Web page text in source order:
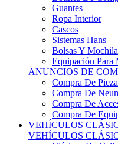
Ropa Interior
Cascos
Sistemas Hans
Bolsas Y Mochilas
Equipación Para
ANUNCIOS DE
Compra De
Compra De
Compra De
Compra De
VEHÍCULOS
VEHÍCULOS
Clásicos De Calle
Clásicos De